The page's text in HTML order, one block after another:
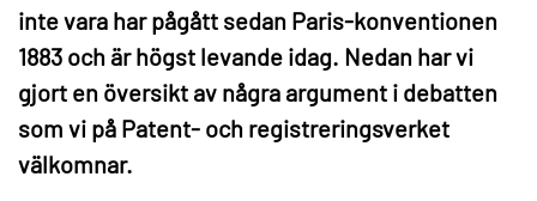
inte vara har pågått sedan Paris-konventionen
1883 och är högst levande idag. Nedan har vi
gjort en översikt av några argument i debatten
som vi på Patent- och registreringsverket
välkomnar.